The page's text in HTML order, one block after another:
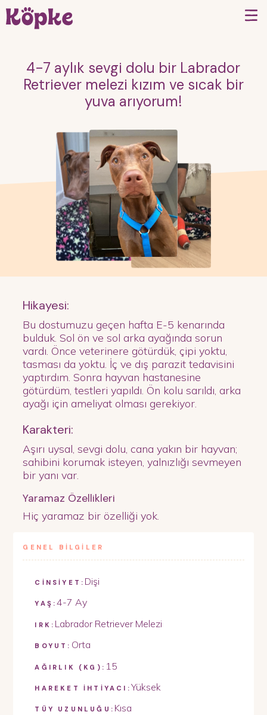
4-7 aylık sevgi dolu bir Labrador
Retriever melezi kızım ve sıcak bir
yuva arıyorum!
Hikayesi:
Bu dostumuzu geçen hafta E-5 kenarında
bulduk. Sol ön ve sol arka ayağında sorun
vardı. Önce veterinere götürdük, çipi yoktu,
tasması da yoktu. İç ve dış parazit tedavisini
yaptırdım. Sonra hayvan hastanesine
götürdüm, testleri yapıldı. Ön kolu sarıldı, arka
ayağı için ameliyat olması gerekiyor.
Karakteri:
Aşırı uysal, sevgi dolu, cana yakın bir hayvan;
sahibini korumak isteyen, yalnızlığı sevmeyen
bir yanı var.
Yaramaz Özellikleri
Hiç yaramaz bir özelliği yok.
GENEL BİLGİLER
CİNSİYET: Dişi
YAŞ:4-7 Ay
IRK: Labrador Retriever Melezi
BOYUT: Orta
AĞIRLIK (KG): 15
HAREKET İHTİYACI: Yüksek
TÜY UZUNLUĞU: Kısa